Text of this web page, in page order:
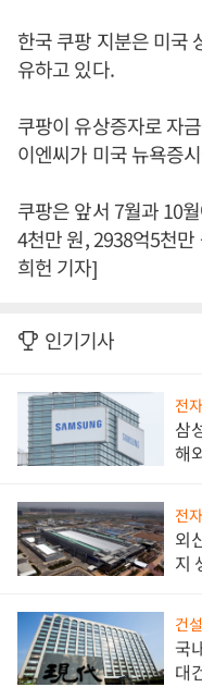
한국 쿠팡 지분은 미국
유하고 있다.
쿠팡이 유상증자로 자
이엔씨가 미국 뉴욕증
쿠팡은 앞서 7월과 10
4천만 원, 2938억5천
희헌 기자]
인기기사
전
삼
해
전
외
지
건설
국
대